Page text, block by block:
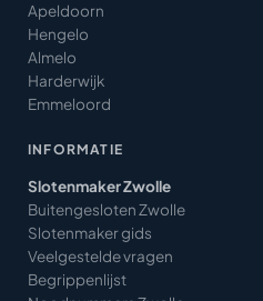
Apeldoorn
Hengelo
Almelo
Harderwijk
Emmeloord
INFORMATIE
Slotenmaker Zwolle
Buitengesloten Zwolle
Slotenmaker gids
Veelgestelde vragen
Begrippenlijst